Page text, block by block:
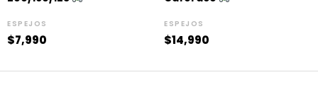
ESPEJOS
$7,990
ESPEJOS
$14,990